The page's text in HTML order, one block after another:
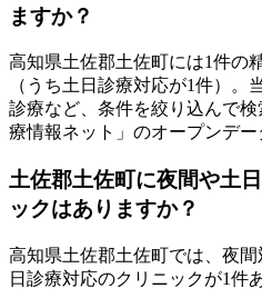
ますか？
高知県土佐郡土佐町には1件の
（うち土日診療対応が1件）
。
診療など、条件を絞り込んで
療情報ネット」のオープンデー
土佐郡土佐町に夜間や土
ックはありますか？
高知県土佐郡土佐町では、夜
日診療対応のクリニックが1件